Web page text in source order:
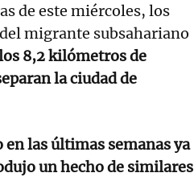
de este miércoles, los
migrante subsahariano
8,2 kilómetros de
la ciudad de
en las últimas semanas ya
un hecho de similares